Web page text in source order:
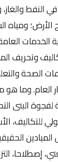
في النفط
الأرض؛
الخدمات
وتحريف
الصحة
العام. وما هو
لفجوة البنى
للتكاليف،
إصطلاحا،